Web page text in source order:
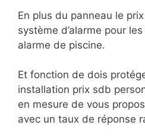
En plus du panneau le
système d’alarme pour
alarme de piscine.
Et fonction de dois
installation prix sdb
en mesure de vous
avec un taux de réponse